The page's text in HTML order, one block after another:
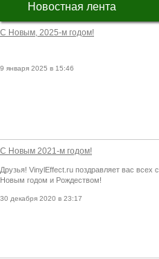
Новостная лента
С Новым, 2025-м годом!
9 января 2025 в 15:46
С Новым 2021-м годом!
Друзья! VinylEffect.ru поздравляет вас всех с
Новым годом и Рождеством!
30 декабря 2020 в 23:17